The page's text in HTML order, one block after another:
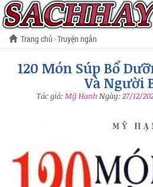
Trang chủ Truyện ngắn
120 Món Súp Bổ
Và Người
Tác giả: Mỹ Hạnh Ngày: 27/12/